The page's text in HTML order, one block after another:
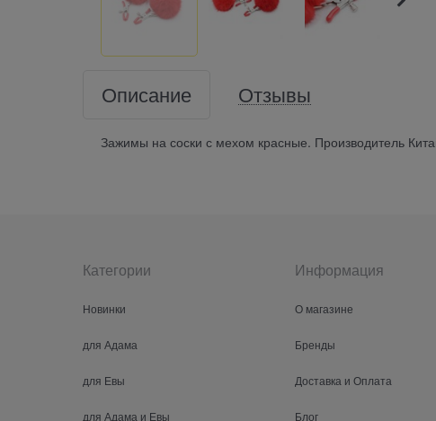
Описание Отзывы
Зажимы на соски с мехом красные. Производитель
Категории
Новинки
для Адама
для Евы
для Адама и Евы
Информация
О магазине
Бренды
Доставка и Оплата
Блог